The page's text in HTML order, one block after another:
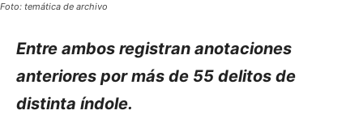
Foto: temática de archivo
Entre ambos registran anotaciones
anteriores por más de 55 delitos de
distinta índole.